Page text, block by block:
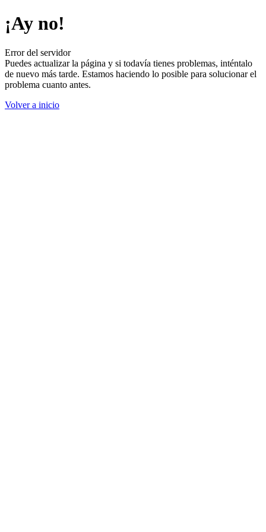
¡Ay no!
Error del servidor
Puedes actualizar la página y si todavía tienes problemas, inténtalo
de nuevo más tarde. Estamos haciendo lo posible para solucionar el
problema cuanto antes.
Volver a inicio